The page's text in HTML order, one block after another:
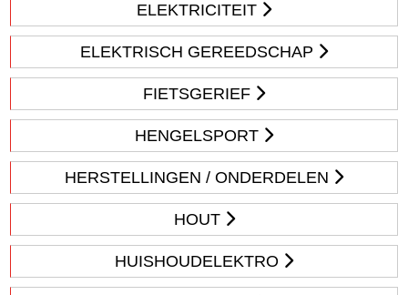
ELEKTRICITEIT
ELEKTRISCH GEREEDSCHAP
FIETSGERIEF
HENGELSPORT
HERSTELLINGEN / ONDERDELEN
HOUT
HUISHOUDELEKTRO